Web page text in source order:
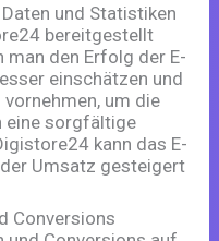
und Statistiken
bereitgestellt
man den Erfolg der E-
einschätzen und
um die
eine sorgfältige
kann das E-
Umsatz gesteigert
Conversions